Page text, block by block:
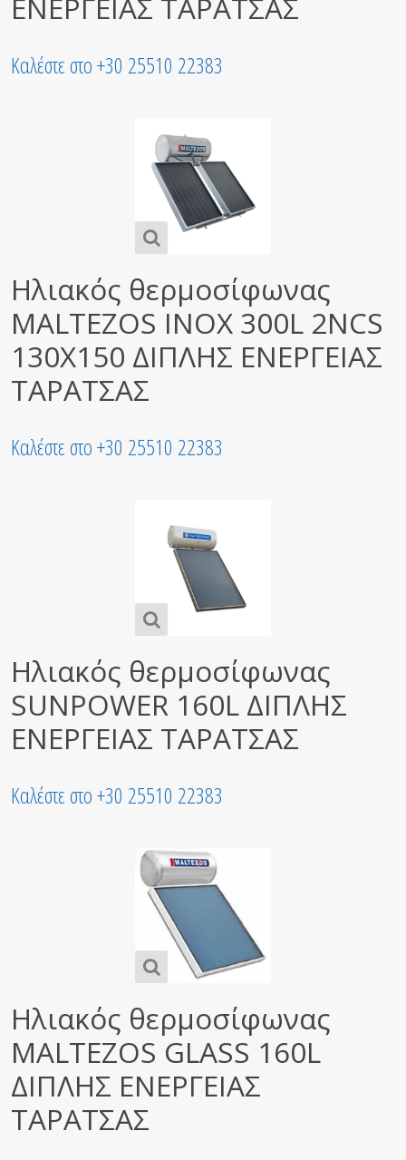
Καλέστε στο +30 25510 22383
Ηλιακός θερμοσίφωνας
MALTEZOS INOX 300L 2NCS
130X150 ΔΙΠΛΗΣ ΕΝΕΡΓΕΙΑΣ
ΤΑΡΑΤΣΑΣ
Καλέστε στο +30 25510 22383
Ηλιακός θερμοσίφωνας
SUNPOWER 160L ΔΙΠΛΗΣ
ΕΝΕΡΓΕΙΑΣ ΤΑΡΑΤΣΑΣ
Καλέστε στο +30 25510 22383
Ηλιακός θερμοσίφωνας
MALTEZOS GLASS 160L
ΔΙΠΛΗΣ ΕΝΕΡΓΕΙΑΣ
ΤΑΡΑΤΣΑΣ